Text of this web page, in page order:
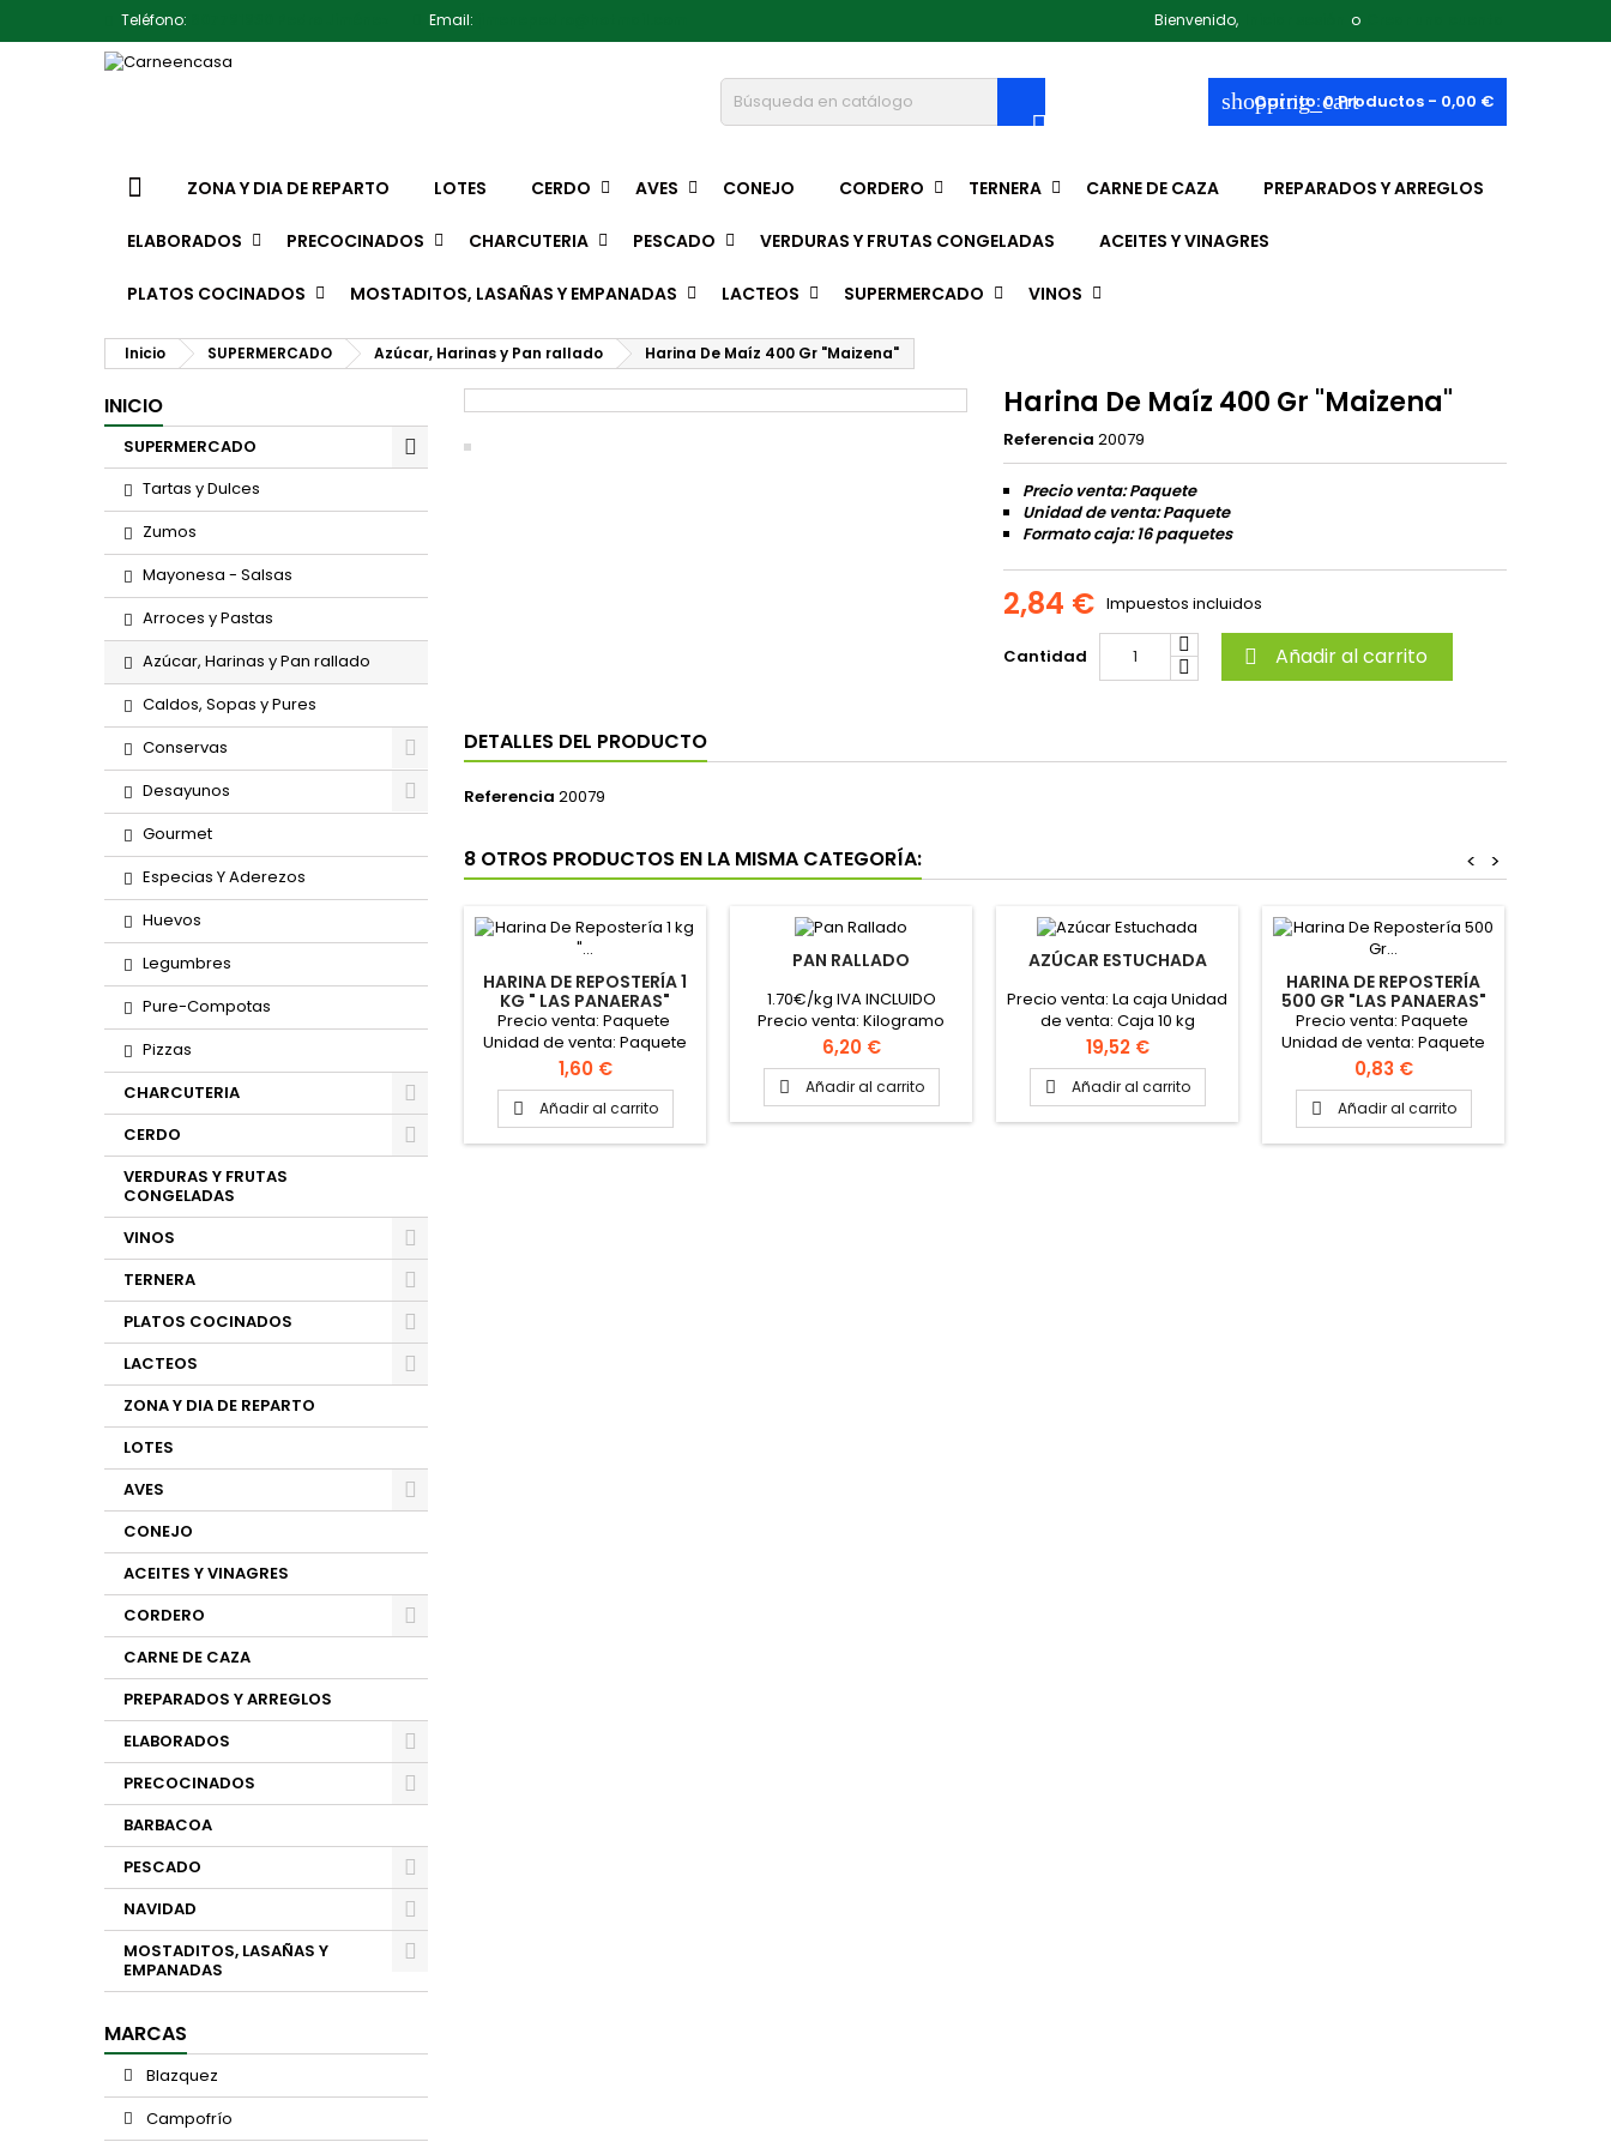
Teléfono: Email: Bienvenido, o
shopping_cart
Carrito:0Productos - 0,00 €

ZONA Y DIA DE REPARTO LOTES CERDO AVES CONEJO CORDERO TERNERA CARNE DE CAZA PREPARADOS Y ARREGLOS
ELABORADOS PRECOCINADOS CHARCUTERIA PESCADO VERDURAS Y FRUTAS CONGELADAS ACEITES Y VINAGRES
PLATOS COCINADOS MOSTADITOS, LASAÑAS Y EMPANADAS LACTEOS SUPERMERCADO VINOS
Inicio SUPERMERCADO Azúcar, Harinas y Pan rallado Harina De Maíz 400 Gr "Maizena"
INICIO
SUPERMERCADO
Tartas y Dulces
Zumos
Mayonesa - Salsas
Arroces y Pastas
Azúcar, Harinas y Pan rallado
Caldos, Sopas y Pures
Conservas
Desayunos
Gourmet
Especias Y Aderezos
Huevos
Legumbres
Pure-Compotas
Pizzas
CHARCUTERIA
CERDO
VERDURAS Y FRUTAS
CONGELADAS
VINOS
TERNERA
PLATOS COCINADOS
LACTEOS
ZONA Y DIA DE REPARTO
LOTES
AVES
CONEJO
ACEITES Y VINAGRES
CORDERO
CARNE DE CAZA
PREPARADOS Y ARREGLOS
ELABORADOS
PRECOCINADOS
BARBACOA
PESCADO
NAVIDAD
MOSTADITOS, LASAÑAS Y
EMPANADAS
MARCAS
Blazquez
Campofrío
Harina De Maíz 400 Gr "Maizena"
Referencia 20079
Precio venta: Paquete
Unidad de venta: Paquete
Formato caja: 16 paquetes
2,84 € Impuestos incluidos
Cantidad  Añadir al carrito
DETALLES DEL PRODUCTO
Referencia 20079
8 OTROS PRODUCTOS EN LA MISMA CATEGORÍA: >
<
HARINA DE REPOSTERÍA 1
KG " LAS PANAERAS"
Precio venta: Paquete
Unidad de venta: Paquete
Formato caja: 10 paquetes
Precio
1,60 €
 Añadir al carrito
PAN RALLADO
1.70€/kg IVA INCLUIDO
Precio venta: Kilogramo
Unidad de venta: Saco de 4
kilogramos
Precio
6,20 €
 Añadir al carrito
AZÚCAR ESTUCHADA
Precio venta: La caja Unidad
de venta: Caja 10 kg
Precio
19,52 €
 Añadir al carrito
HARINA DE REPOSTERÍA
500 GR "LAS PANAERAS"
Precio venta: Paquete
Unidad de venta: Paquete
Formato caja: 20 paquetes
Precio
0,83 €
 Añadir al carrito